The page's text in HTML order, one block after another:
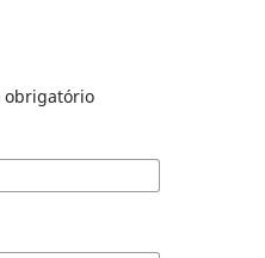
obrigatório